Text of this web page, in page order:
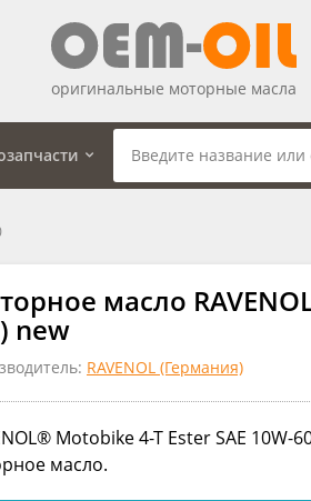
оригинальные моторные масла
масло
new
RAVENOL (Германия)
Motobike 4-T Ester SAE
масло.